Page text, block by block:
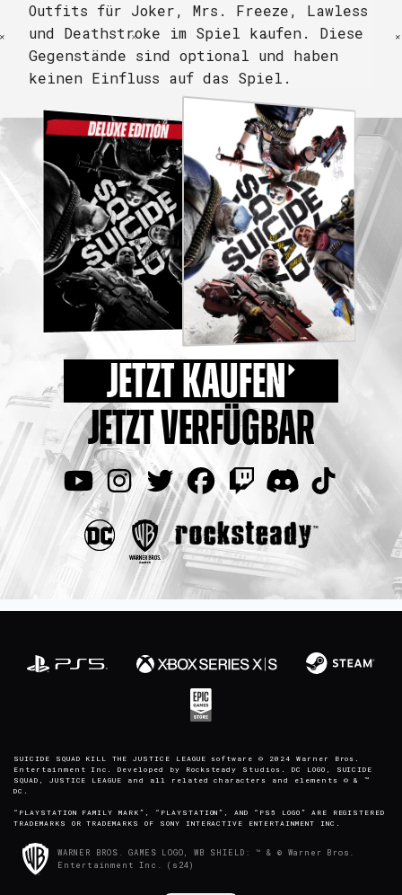
Outfits für Joker, Mrs. Freeze, Lawless
und Deathstroke im Spiel kaufen. Diese
Gegenstände sind optional und haben
keinen Einfluss auf das Spiel.
JETZT VERFÜGBAR
JETZT KAUFEN
SUICIDE SQUAD KILL THE JUSTICE LEAGUE software © 2024 Warner Bros.
Entertainment Inc. Developed by Rocksteady Studios. DC LOGO, SUICIDE
SQUAD, JUSTICE LEAGUE and all related characters and elements © & ™
DC.
“PLAYSTATION FAMILY MARK”, “PLAYSTATION”, AND “PS5 LOGO” ARE REGISTERED
TRADEMARKS OR TRADEMARKS OF SONY INTERACTIVE ENTERTAINMENT INC.
WARNER BROS. GAMES LOGO, WB SHIELD: ™ & © Warner Bros.
Entertainment Inc. (s24)